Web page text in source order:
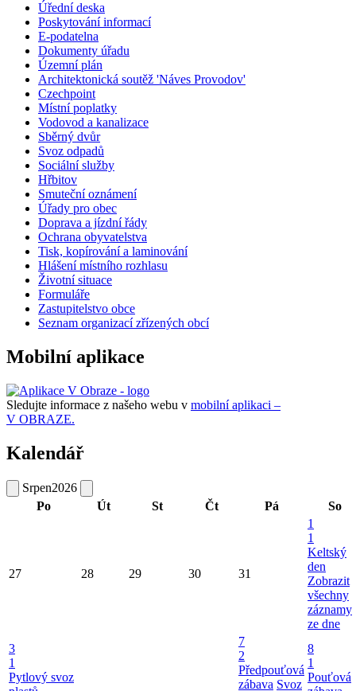
Úřední deska
Poskytování informací
E-podatelna
Dokumenty úřadu
Územní plán
Architektonická soutěž 'Náves Provodov'
Czechpoint
Místní poplatky
Vodovod a kanalizace
Sběrný dvůr
Svoz odpadů
Sociální služby
Hřbitov
Smuteční oznámení
Úřady pro obec
Doprava a jízdní řády
Ochrana obyvatelstva
Tisk, kopírování a laminování
Hlášení místního rozhlasu
Životní situace
Formuláře
Zastupitelstvo obce
Seznam organizací zřízených obcí
Mobilní aplikace
Sledujte informace z našeho webu v mobilní aplikaci –
V OBRAZE.
Kalendář
Srpen2026
Po
Út St Čt Pá So
27 28 29 30 31
1
1
Keltský
den
Zobrazit
všechny
záznamy
ze dne
3
1
Pytlový svoz
7
2
Předpouťová
zábava Svoz
8
1
Pouťová